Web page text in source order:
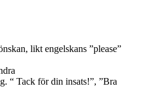
likt engelskans ”please”
“ Tack för din insats!”, ”Bra